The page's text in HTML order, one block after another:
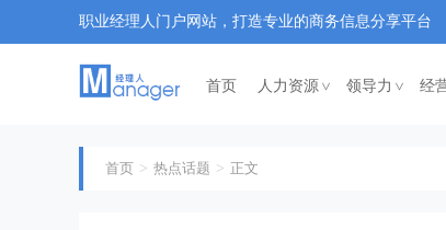
职业经理人门户网站，打造专业的商务信息分享平台
首页 人力资源< 领导力 < 经
首页 热点话题 正文